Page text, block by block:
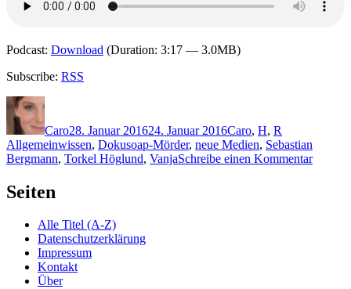
Podcast: Download (Duration: 3:17 — 3.0MB)
Subscribe: RSS
Autor
Caro28. Januar 201624. Januar 2016Caro, H, R
Allgemeinwissen, Dokusoap-Mörder, neue Medien, Sebastian
Bergmann, Torkel Höglund, VanjaSchreibe einen Kommentarzu
Seiten
Alle Titel (A-Z)
Datenschutzerklärung
Impressum
Kontakt
Über